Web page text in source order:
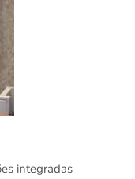
integradas